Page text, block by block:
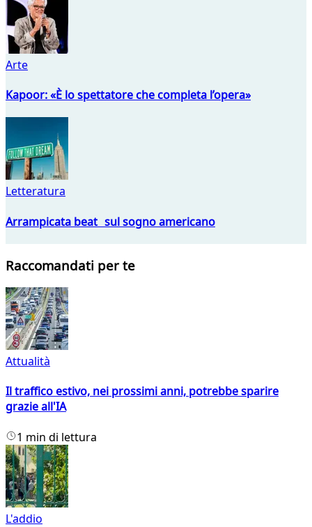
Arte
Kapoor: «È lo spettatore che completa l’opera»
Letteratura
Arrampicata beat sul sogno americano
Raccomandati per te
Attualità
Il traffico estivo, nei prossimi anni, potrebbe sparire
grazie all'IA
1 min di lettura
L'addio